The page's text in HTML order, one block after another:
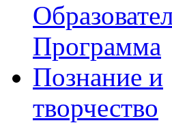
Программа
Познание и
творчество